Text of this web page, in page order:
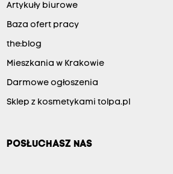
Artykuły biurowe
Baza ofert pracy
the:blog
Mieszkania w Krakowie
Darmowe ogłoszenia
Sklep z kosmetykami tolpa.pl
POSŁUCHASZ NAS